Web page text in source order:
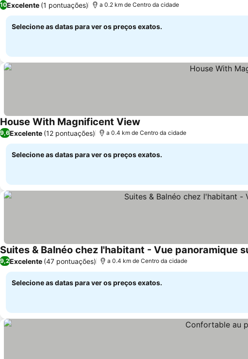
10Excelente (1 pontuações) a 0.2 km de Centro da cidade
Selecione as datas para ver os preços exatos.
House With Magnificent View
9,6Excelente (12 pontuações) a 0.4 km de Centro da cidade
Selecione as datas para ver os preços exatos.
Suites & Balnéo chez l'habitant - Vue panoramique
9,2Excelente (47 pontuações) a 0.4 km de Centro da cidade
Selecione as datas para ver os preços exatos.